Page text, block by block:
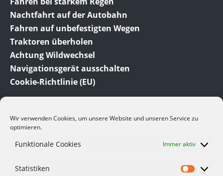
Wir verwenden Cookies, um unsere Website und unseren Service zu
optimieren.
Funktionale Cookies Immer aktiv
Statistiken
Nachtfahrt auf der Autobahn
Fahren auf unbefestigten Wegen
Traktoren überholen
Achtung Wildwechsel
Navigationsgerät ausschalten
Cookie-Richtlinie (EU)
und Auto Blog. Hier finden Sie viele interessante